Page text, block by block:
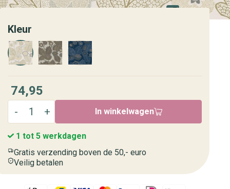
Kleur
74,95
In winkelwagen
1 tot 5 werkdagen
Gratis verzending boven de 50,- euro
Veilig betalen